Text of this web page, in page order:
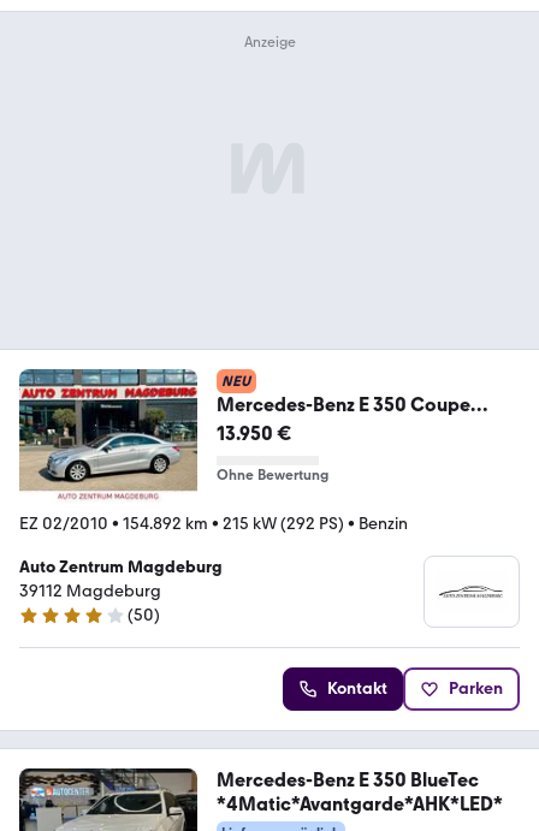
NEU
Mercedes-Benz E 350 Coupe
AVANTGARDE*AUTOM*XENON*P
13.950 €
Ohne Bewertung
EZ 02/2010 • 154.892 km • 215 kW (292 PS) • Benzin
Auto Zentrum Magdeburg
39112 Magdeburg
4 Sterne
(50)
Kontakt Parken
Mercedes-Benz E 350 BlueTec
*4Matic*Avantgarde*AHK*LED*